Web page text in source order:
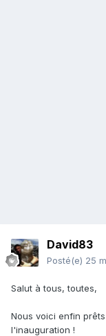
David83
Posté(e) 25
Salut à tous, toutes,
Nous voici enfin
l'inauguration !